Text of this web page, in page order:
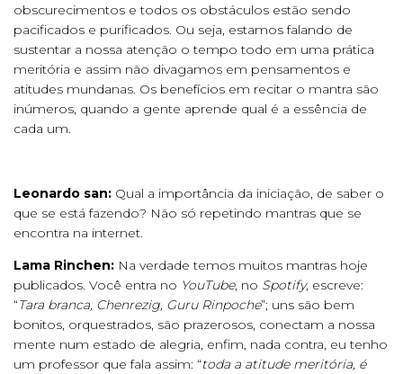
obscurecimentos e todos os obstáculos estão sendo
pacificados e purificados. Ou seja, estamos falando de
sustentar a nossa atenção o tempo todo em uma prática
meritória e assim não divagamos em pensamentos e
atitudes mundanas. Os benefícios em recitar o mantra são
inúmeros, quando a gente aprende qual é a essência de
cada um.
Leonardo san: Qual a importância da iniciação, de saber o
que se está fazendo? Não só repetindo mantras que se
encontra na internet.
Lama Rinchen: Na verdade temos muitos mantras hoje
publicados. Você entra no YouTube, no Spotify, escreve:
“Tara branca, Chenrezig, Guru Rinpoche”; uns são bem
bonitos, orquestrados, são prazerosos, conectam a nossa
mente num estado de alegria, enfim, nada contra, eu tenho
um professor que fala assim: “toda a atitude meritória, é